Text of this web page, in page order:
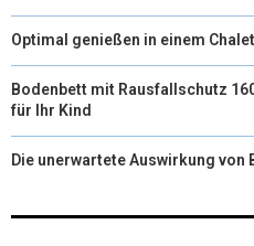
Optimal genießen in einem
Bodenbett mit Rausfallschutz
für Ihr Kind
Die unerwartete Auswirkung von